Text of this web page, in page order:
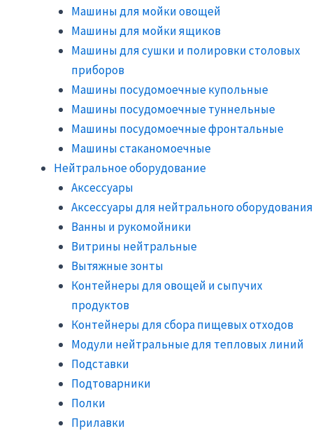
Машины для мойки овощей
Машины для мойки ящиков
Машины для сушки и полировки столовых
приборов
Машины посудомоечные купольные
Машины посудомоечные туннельные
Машины посудомоечные фронтальные
Машины стаканомоечные
Нейтральное оборудование
Аксессуары
Аксессуары для нейтрального оборудования
Ванны и рукомойники
Витрины нейтральные
Вытяжные зонты
Контейнеры для овощей и сыпучих
продуктов
Контейнеры для сбора пищевых отходов
Модули нейтральные для тепловых линий
Подставки
Подтоварники
Полки
Прилавки